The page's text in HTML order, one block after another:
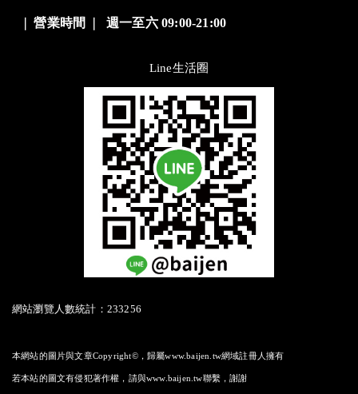
營業時間 ❘週一至六 09:00-21:00
Line生活圈
網站瀏覽人數統計：233256
本網站的圖片與文章Copyright©，歸屬www.baijen.tw網域註冊人擁有
若本站的圖文有侵犯著作權，請與www.baijen.tw聯繫，謝謝